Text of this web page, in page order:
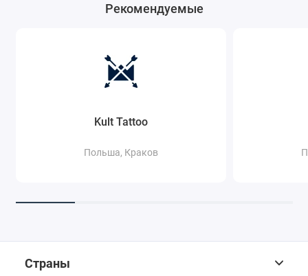
Рекомендуемые
Kult Tattoo
Польша, Краков
Страны